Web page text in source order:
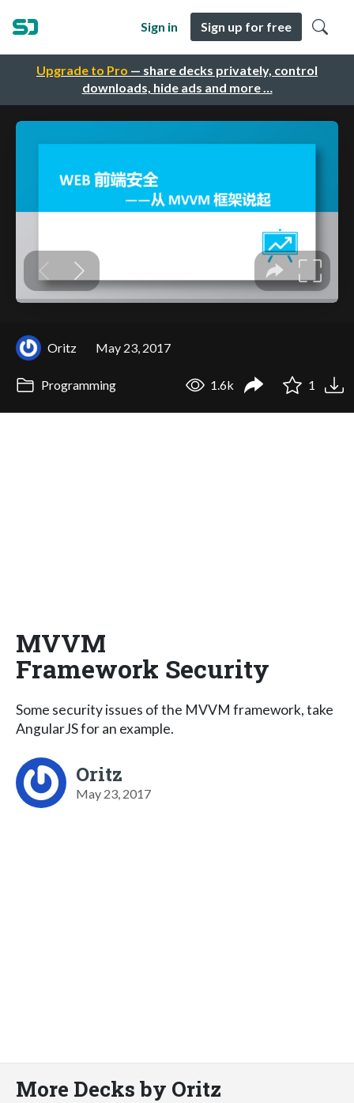
Upgrade to Pro — share decks privately, control
downloads, hide ads and more …
Sign in Sign up for free
Oritz May 23, 2017
Programming 1.6k 1
MVVM
Framework Security
Some security issues of the MVVM framework, take
AngularJS for an example.
Oritz
May 23, 2017
More Decks by Oritz